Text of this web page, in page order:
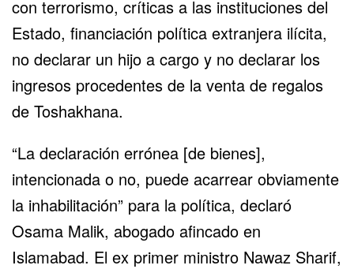
con terrorismo, críticas a las instituciones del
Estado, financiación política extranjera ilícita,
no declarar un hijo a cargo y no declarar los
ingresos procedentes de la venta de regalos
de Toshakhana.
“La declaración errónea [de bienes],
intencionada o no, puede acarrear obviamente
la inhabilitación” para la política, declaró
Osama Malik, abogado afincado en
Islamabad. El ex primer ministro Nawaz Sharif,